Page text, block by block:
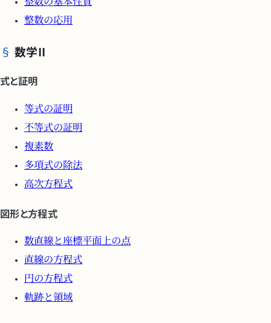
整数の基本性質
整数の応用
数学II
式と証明
等式の証明
不等式の証明
複素数
多項式の除法
高次方程式
図形と方程式
数直線と座標平面上の点
直線の方程式
円の方程式
軌跡と領域